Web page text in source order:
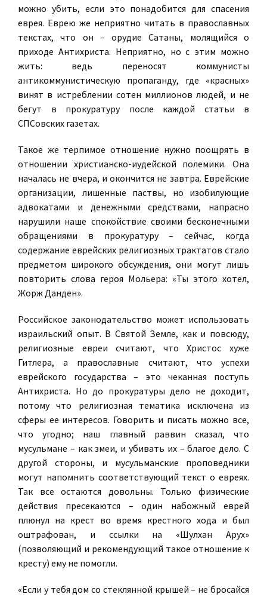
можно убить, если это понадобится для спасения
еврея. Еврею же неприятно читать в православных
текстах, что он – орудие Сатаны, молящийся о
приходе Антихриста. Неприятно, но с этим можно
жить: ведь переносят коммунисты
антикоммунистическую пропаганду, где «красных»
винят в истреблении сотен миллионов людей, и не
бегут в прокуратуру после каждой статьи в
СПСовских газетах.
Такое же терпимое отношение нужно поощрять в
отношении христианско-иудейской полемики. Она
началась не вчера, и окончится не завтра. Еврейские
организации, лишенные паствы, но изобилующие
адвокатами и денежными средствами, напрасно
нарушили наше спокойствие своими бесконечными
обращениями в прокуратуру – сейчас, когда
содержание еврейских религиозных трактатов стало
предметом широкого обсуждения, они могут лишь
повторить слова героя Мольера: «Ты этого хотел,
Жорж Данден».
Российское законодательство может использовать
израильский опыт. В Святой Земле, как и повсюду,
религиозные евреи считают, что Христос хуже
Гитлера, а православные считают, что успехи
еврейского государства – это чеканная поступь
Антихриста. Но до прокуратуры дело не доходит,
потому что религиозная тематика исключена из
сферы ее интересов. Говорить и писать можно все,
что угодно; наш главный раввин сказал, что
мусульмане – как змеи, и убивать их – благое дело. С
другой стороны, и мусульманские проповедники
могут напомнить соответствующий текст о евреях.
Так все остаются довольны. Только физические
действия пресекаются – один набожный еврей
плюнул на крест во время крестного хода и был
оштрафован, и ссылки на «Шулхан Арух»
(позволяющий и рекомендующий такое отношение к
кресту) ему не помогли.
«Если у тебя дом со стеклянной крышей – не бросайся